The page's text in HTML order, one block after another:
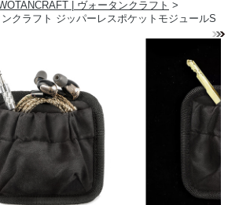
| ヴォータンクラフト >
クラフト ジッパーレスポケットモジュールS